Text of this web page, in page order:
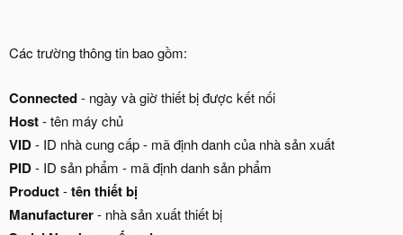
Các trường thông tin bao gồm:
Connected- ngày và giờ thiết bị được kết nối
Host- tên máy chủ
VID- ID nhà cung cấp - mã định danh của nhà sản xuất
PID- ID sản phẩm - mã định danh sản phẩm
Product-tên thiết bị
Manufacturer- nhà sản xuất thiết bị